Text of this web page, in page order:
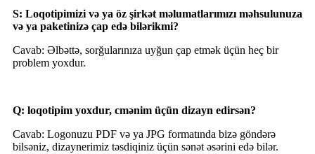
S: Loqotipimizi və ya öz şirkət məlumatlarımızı məhsulunuza
və ya paketinizə çap edə bilərikmi?
Cavab: Əlbəttə, sorğularınıza uyğun çap etmək üçün heç bir
problem yoxdur.
Q: loqotipim yoxdur, cmənim üçün dizayn edirsən?
Cavab: Logonuzu PDF və ya JPG formatında bizə göndərə
bilsəniz, dizaynerimiz təsdiqiniz üçün sənət əsərini edə bilər.